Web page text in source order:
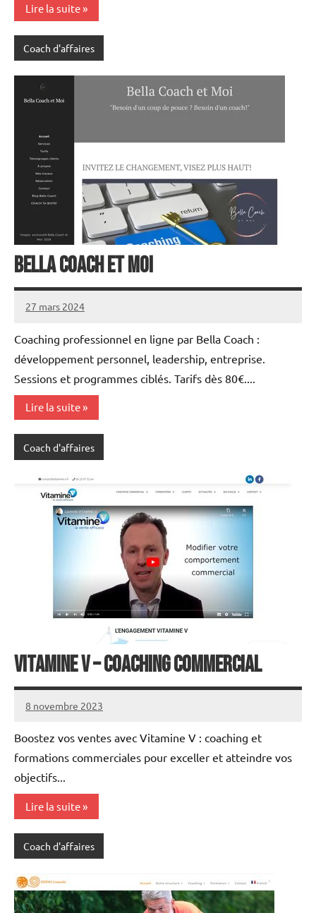
Lire la suite
Coach d'affaires
Bella Coach et Moi
27 mars 2024
annuairecoaching
Coaching professionnel en ligne par Bella Coach :
développement personnel, leadership, entreprise.
Sessions et programmes ciblés. Tarifs dès 80€....
Lire la suite
Coach d'affaires
VITAMINE V – Coaching commercial
8 novembre 2023
annuairecoaching
Boostez vos ventes avec Vitamine V : coaching et
formations commerciales pour exceller et atteindre vos
objectifs...
Lire la suite
Coach d'affaires